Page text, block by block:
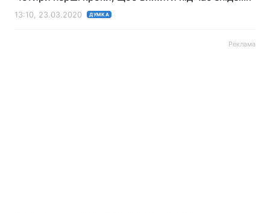
13:10, 23.03.2020 ДУМКА
Реклама